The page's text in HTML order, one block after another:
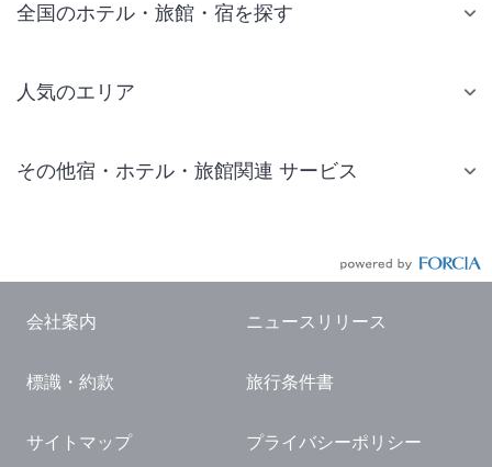
全国のホテル・旅館・宿を探す
人気のエリア
仙台 ホテル
東京ドーム ホテル
横浜 ホテル
熱海 ホテル
その他宿・ホテル・旅館関連 サービス
国内観光ガイド
旅行・観光情報
会社案内 ニュースリリース
標識・約款 旅行条件書
サイトマップ プライバシーポリシー